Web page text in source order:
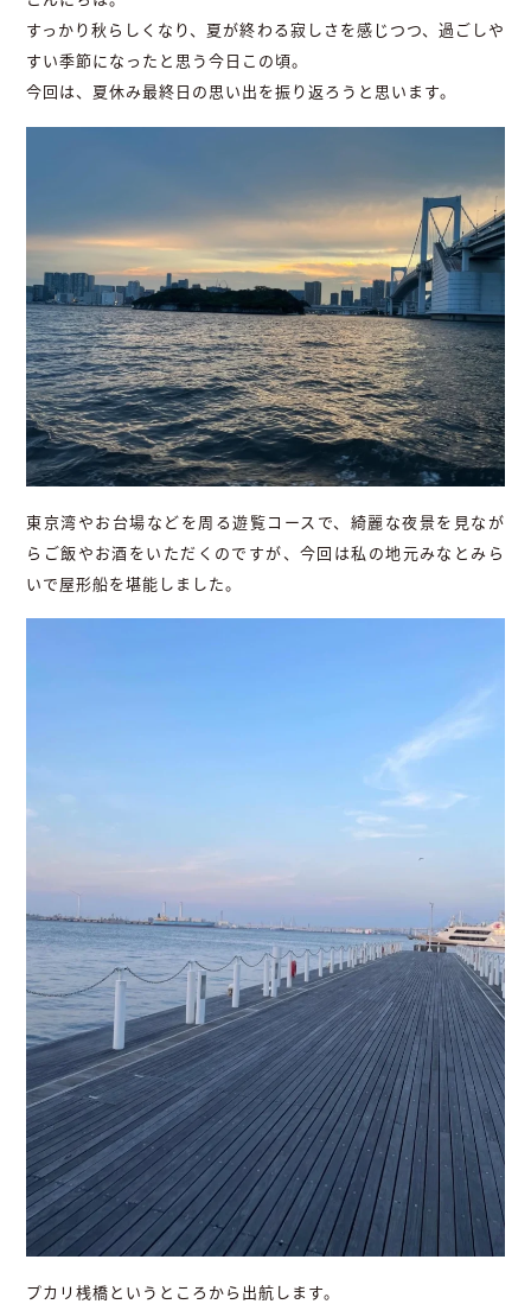
すっかり秋らしくなり、夏が終わる寂しさを感じつつ、過ごしや
すい季節になったと思う今日この頃。
今回は、夏休み最終日の思い出を振り返ろうと思います。
東京湾やお台場などを周る遊覧コースで、綺麗な夜景を見なが
らご飯やお酒をいただくのですが、今回は私の地元みなとみら
いで屋形船を堪能しました。
プカリ桟橋というところから出航します。